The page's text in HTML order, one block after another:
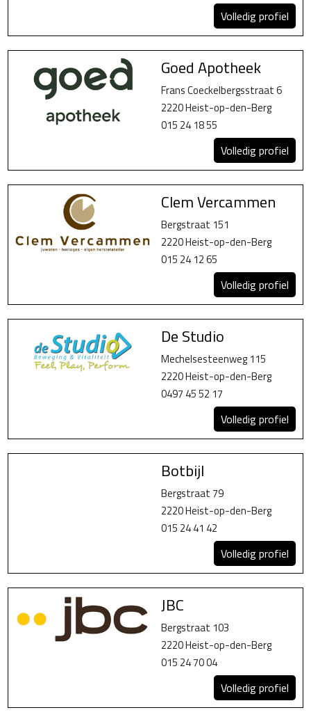
Volledig profiel
Goed Apotheek
Frans Coeckelbergsstraat 6
2220 Heist-op-den-Berg
015 24 18 55
Volledig profiel
Clem Vercammen
Bergstraat 151
2220 Heist-op-den-Berg
015 24 12 65
Volledig profiel
De Studio
Mechelsesteenweg 115
2220 Heist-op-den-Berg
0497 45 52 17
Volledig profiel
Botbijl
Bergstraat 79
2220 Heist-op-den-Berg
015 24 41 42
Volledig profiel
JBC
Bergstraat 103
2220 Heist-op-den-Berg
015 24 70 04
Volledig profiel